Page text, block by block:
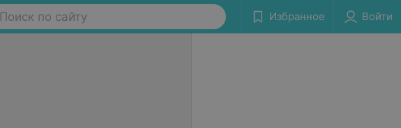
Поиск по сайту Избранное Войти